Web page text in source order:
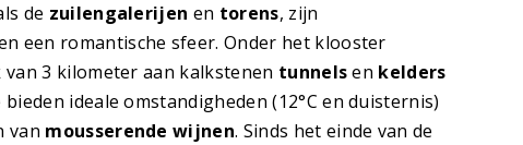
de zuilengalerijen en torens, zijn
een romantische sfeer. Onder het klooster
3 kilometer aan kalkstenen tunnelsen kelders
ideale omstandigheden (12°C en duisternis)
van mousserende wijnen. Sinds het einde van de